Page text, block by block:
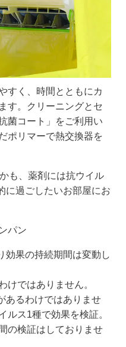
すく、時間とともにカ
す。クリーニングとセ
菌コート」をご利用い
ポリマーで熱交換器を
も、薬剤には抗ウイル
に過ごしたいお部屋にお
パン
果の持続期間は変動し
けではありません。
あるわけではありませ
ルス1種で効果を検証。
の検証はしておりませ